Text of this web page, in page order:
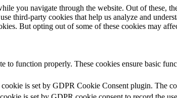
you navigate through the website. Out of these,
third-party cookies that help us analyze and
But opting out of some of these cookies may
to function properly. These cookies ensure basic
is set by GDPR Cookie Consent plugin. The